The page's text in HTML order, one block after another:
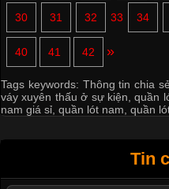
30 31 32 33 34
40 41 42 »
Tags keywords: Thông tin chia sẻ
váy xuyên thấu ở sự kiện,quần
nam giá sỉ, quần lót nam, quần
Tin